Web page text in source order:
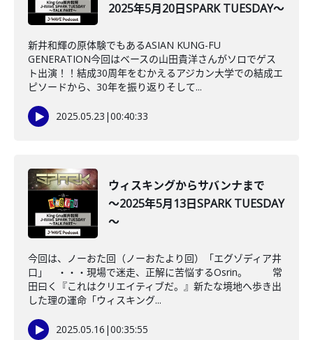
2025年5月20日SPARK TUESDAY～
新井和輝の原体験でもあるASIAN KUNG-FU
GENERATION今回はベースの山田貴洋さんがソロでゲス
ト出演！！結成30周年をむかえるアジカン大学での結成エ
ピソードから、30年を振り返りそして...
2025.05.23 |00:40:33
ウィスキングからサバンナまで
～2025年5月13日SPARK TUESDAY
～
今回は、ノーおた回（ノーおたより回）「エグゾディア井
口」 ・・・現場で迷走、正解に苦悩するOsrin。 常
田曰く『これはクリエイティブだ。』新たな境地へ歩き出
した理の運命「ウィスキング...
2025.05.16 |00:35:55